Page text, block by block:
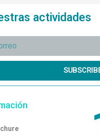
actividades